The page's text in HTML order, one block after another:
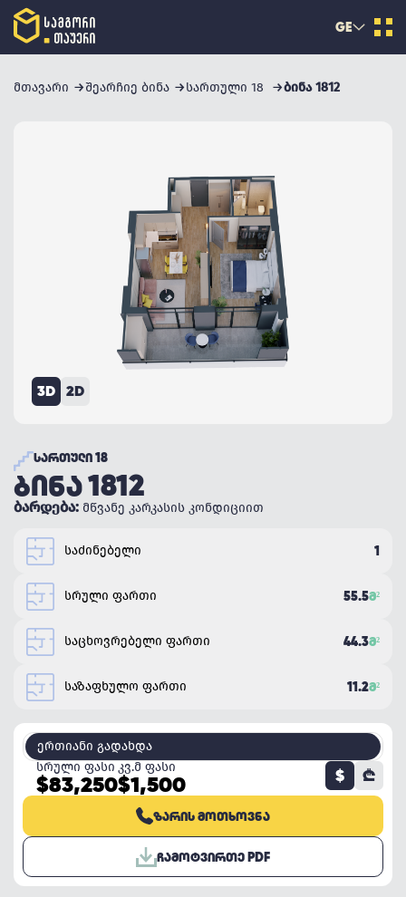
GE
მთავარი შეარჩიე ბინა სართული 18 ბინა 1812
3D 2D
ᲡᲐᲠᲗᲣᲚᲘ 18
ᲑᲘᲜᲐ 1812
ბარდება: მწვანე კარკასის კონდიციით
საძინებელი 1
სრული ფართი 55.5Მ²
საცხოვრებელი ფართი 44.3Მ²
საზაფხულო ფართი 11.2Მ²
ერთიანი გადახდა
სრული ფასი
$83,250
კვ.მ ფასი
$1,500 $ ₾
ᲖᲐᲠᲘᲡ ᲛᲝᲗᲮᲝᲕᲜᲐ
ᲩᲐᲛᲝᲢᲕᲘᲠᲗᲔ PDF